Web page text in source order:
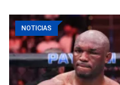
NOTICIAS